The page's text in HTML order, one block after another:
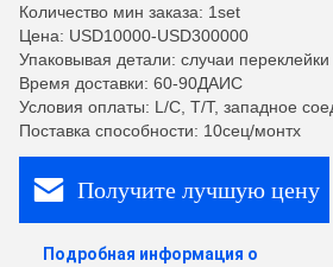
Количество мин заказа: 1set
Цена: USD10000-USD300000
Упаковывая детали: случаи переклейки
Время доставки: 60-90ДАИС
Условия оплаты: L/C, T/T, западное
Поставка способности: 10сец/монтх
Получите лучшую цену
Подробная информация о